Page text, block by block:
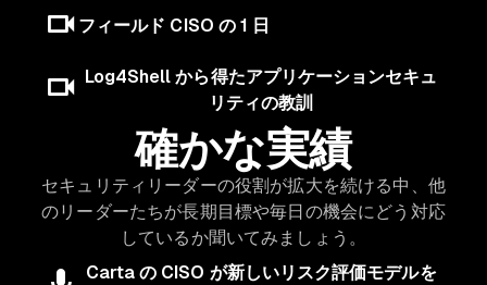
フィールド CISO の 1 日
Log4Shell から得たアプリケーションセキュ
リティの教訓
確かな実績
セキュリティリーダーの役割が拡大を続ける中、他
のリーダーたちが長期目標や毎日の機会にどう対応
しているか聞いてみましょう。
Carta の CISO が新しいリスク評価モデルを